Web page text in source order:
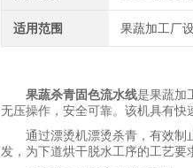
适用范围 果蔬加工厂
果蔬杀青固色流水线是果蔬加
无压操作，安全可靠。该机具有快
通过漂烫机漂烫杀青，有效制
发，为下道烘干脱水工序的工艺要